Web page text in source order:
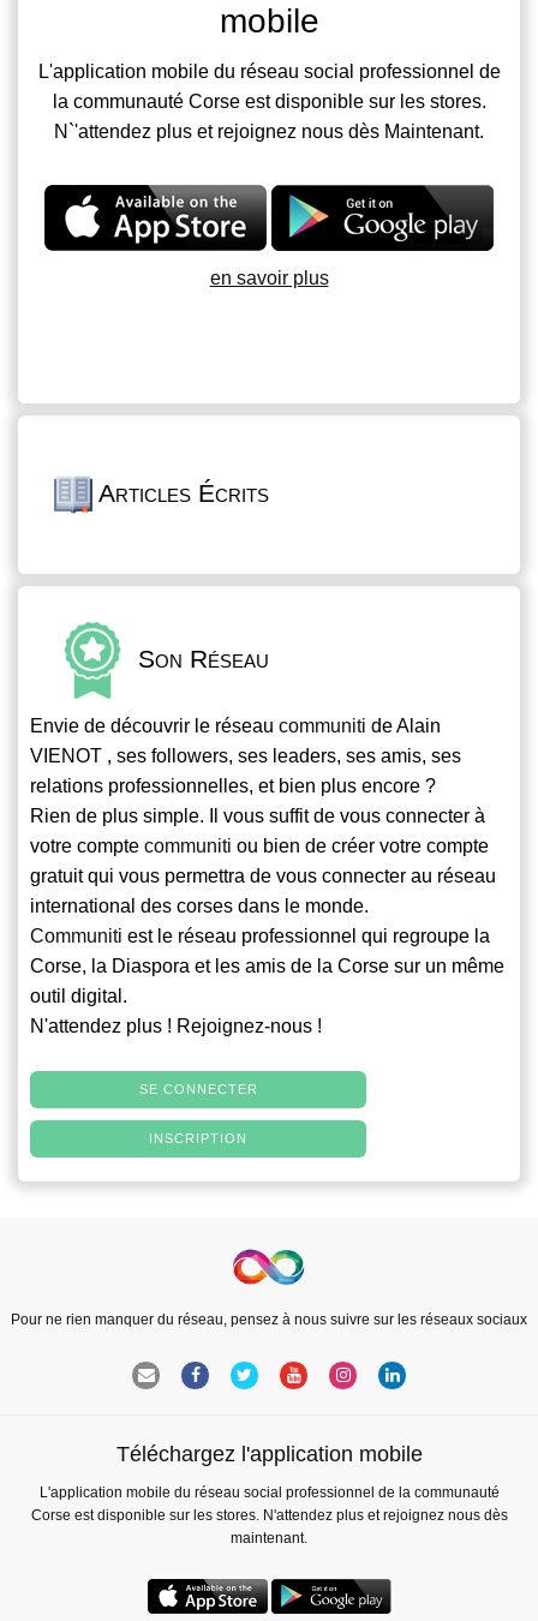
mobile
L'application mobile du réseau social professionnel de
la communauté Corse est disponible sur les stores.
N`'attendez plus et rejoignez nous dès Maintenant.
en savoir plus
Articles Écrits
Son Réseau
Envie de découvrir le réseau communiti de Alain
VIENOT , ses followers, ses leaders, ses amis, ses
relations professionnelles, et bien plus encore ?
Rien de plus simple. Il vous suffit de vous connecter à
votre compte communiti ou bien de créer votre compte
gratuit qui vous permettra de vous connecter au réseau
international des corses dans le monde.
Communiti est le réseau professionnel qui regroupe la
Corse, la Diaspora et les amis de la Corse sur un même
outil digital.
N'attendez plus ! Rejoignez-nous !
SE CONNECTER
INSCRIPTION
Pour ne rien manquer du réseau, pensez à nous suivre sur les réseaux sociaux
Téléchargez l'application mobile
L'application mobile du réseau social professionnel de la communauté
Corse est disponible sur les stores. N'attendez plus et rejoignez nous dès
maintenant.